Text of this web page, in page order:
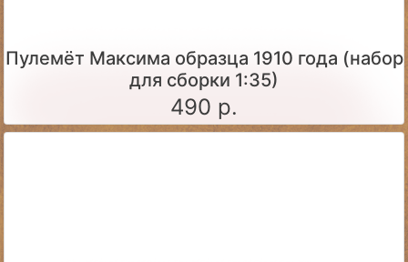
Пулемёт Максима образца 1910 года (набор
для сборки 1:35)
490 р.